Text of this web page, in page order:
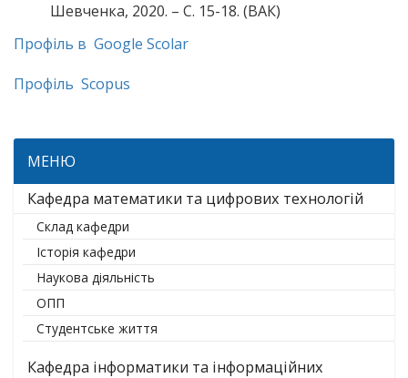
Шевченка, 2020. – С. 15-18. (ВАК)
Профіль в Google Scolar
Профіль Scopus
МЕНЮ
Кафедра математики та цифрових технологій
Склад кафедри
Історія кафедри
Наукова діяльність
ОПП
Студентське життя
Кафедра інформатики та інформаційних